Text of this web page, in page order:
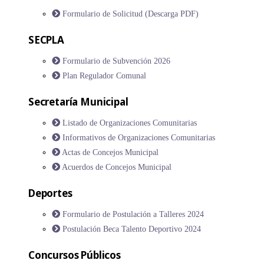
Formulario de Solicitud (Descarga PDF)
SECPLA
Formulario de Subvención 2026
Plan Regulador Comunal
Secretaría Municipal
Listado de Organizaciones Comunitarias
Informativos de Organizaciones Comunitarias
Actas de Concejos Municipal
Acuerdos de Concejos Municipal
Deportes
Formulario de Postulación a Talleres 2024
Postulación Beca Talento Deportivo 2024
Concursos Públicos